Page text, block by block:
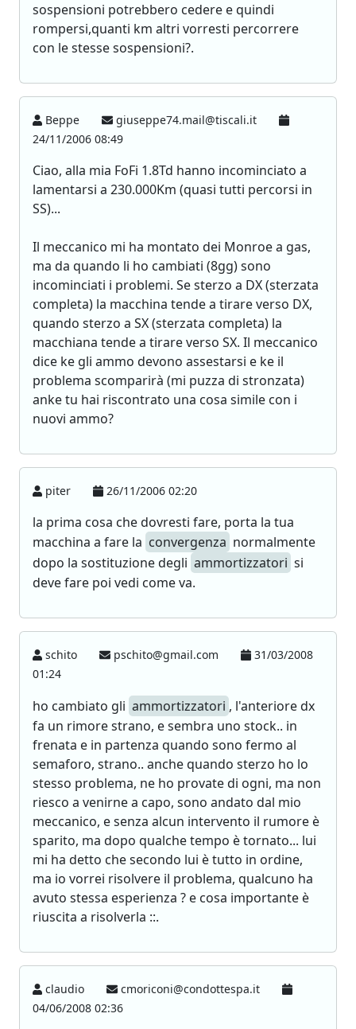
sospensioni potrebbero cedere e quindi
rompersi,quanti km altri vorresti percorrere
con le stesse sospensioni?.
Beppe
giuseppe74.mail@tiscali.it
24/11/2006 08:49
Ciao, alla mia FoFi 1.8Td hanno incominciato a
lamentarsi a 230.000Km (quasi tutti percorsi in
SS)...
Il meccanico mi ha montato dei Monroe a gas,
ma da quando li ho cambiati (8gg) sono
incominciati i problemi. Se sterzo a DX (sterzata
completa) la macchina tende a tirare verso DX,
quando sterzo a SX (sterzata completa) la
macchiana tende a tirare verso SX. Il meccanico
dice ke gli ammo devono assestarsi e ke il
problema scomparirà (mi puzza di stronzata)
anke tu hai riscontrato una cosa simile con i
nuovi ammo?
piter 26/11/2006 02:20
la prima cosa che dovresti fare, porta la tua
macchina a fare la convergenza normalmente
dopo la sostituzione degli ammortizzatori si
deve fare poi vedi come va.
schito pschito@gmail.com
31/03/2008
01:24
ho cambiato gli ammortizzatori , l'anteriore dx
fa un rimore strano, e sembra uno stock.. in
frenata e in partenza quando sono fermo al
semaforo, strano.. anche quando sterzo ho lo
stesso problema, ne ho provate di ogni, ma non
riesco a venirne a capo, sono andato dal mio
meccanico, e senza alcun intervento il rumore è
sparito, ma dopo qualche tempo è tornato... lui
mi ha detto che secondo lui è tutto in ordine,
ma io vorrei risolvere il problema, qualcuno ha
avuto stessa esperienza ? e cosa importante è
riuscita a risolverla ::.
claudio
cmoriconi@condottespa.it
04/06/2008 02:36